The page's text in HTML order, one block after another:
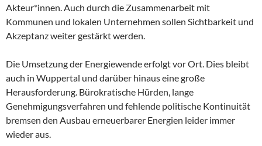
Akteur*innen. Auch durch die Zusammenarbeit mit
Kommunen und lokalen Unternehmen sollen Sichtbarkeit und
Akzeptanz weiter gestärkt werden.
Die Umsetzung der Energiewende erfolgt vor Ort. Dies bleibt
auch in Wuppertal und darüber hinaus eine große
Herausforderung. Bürokratische Hürden, lange
Genehmigungsverfahren und fehlende politische Kontinuität
bremsen den Ausbau erneuerbarer Energien leider immer
wieder aus.